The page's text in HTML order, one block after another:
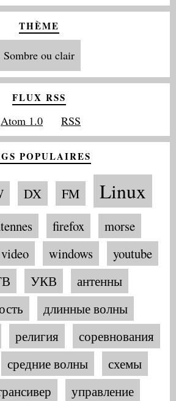
THÈME
Sombre ou clair
FLUX RSS
Atom 1.0 RSS
POPULAIRES
DX FM Linux
firefox
morse
video windows
youtube
УКВ
антенны
длинные волны
религия
соревнования
средние волны
схемы
управление